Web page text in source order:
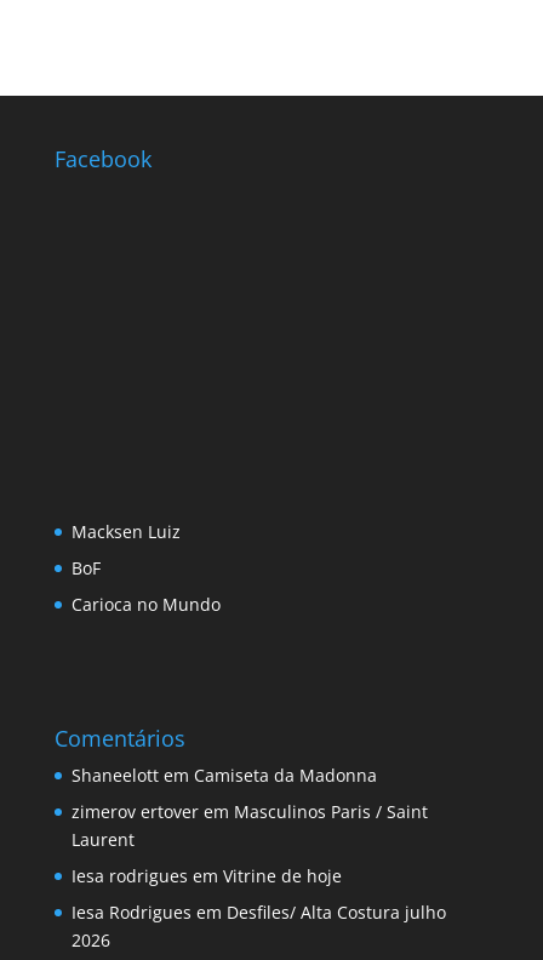
Facebook
Macksen Luiz
BoF
Carioca no Mundo
Comentários
Shaneelottem Camiseta da Madonna
zimerov ertoverem Masculinos Paris / Saint
Laurent
Iesa rodrigues em Vitrine de hoje
Iesa Rodrigues em Desfiles/ Alta Costura julho
2026